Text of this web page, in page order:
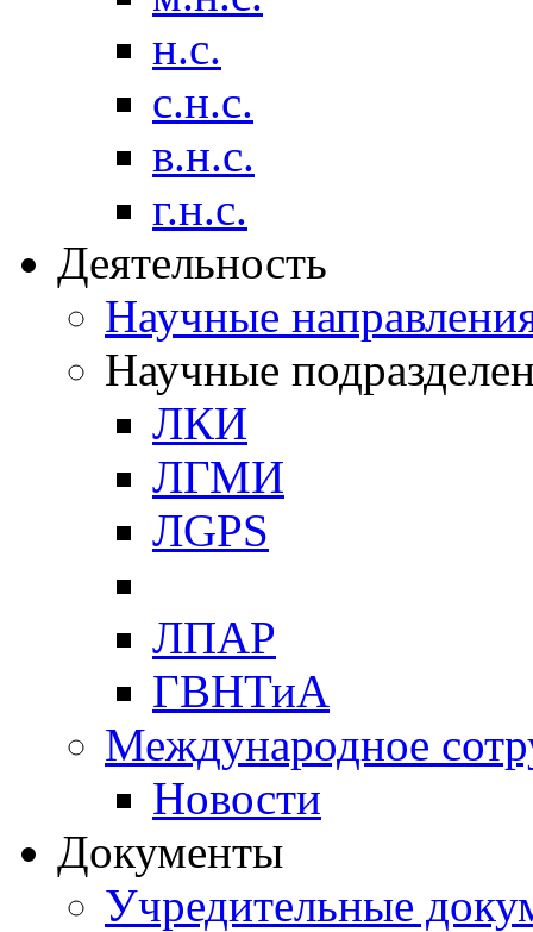
н.с.
с.н.с.
в.н.с.
г.н.с.
Деятельность
Научные
Научные
ЛКИ
ЛГМИ
ЛGPS
ЛПАР
ГВНТиА
Международное
Новости
Документы
Учредительные